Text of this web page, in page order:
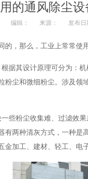
的通风除尘设
编辑： 来源： 发布日
，那么，工业上常常使
据其设计原理可分为：
尘和微细粉尘。涉及
些粉尘收集难、过滤效
两种清灰方式，一种
加工、建材、轻工、电